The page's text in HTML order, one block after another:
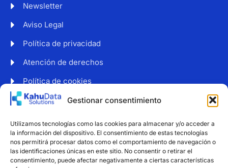
Gestionar consentimiento
Utilizamos tecnologías como las cookies para almacenar y/o acceder a
la información del dispositivo. El consentimiento de estas tecnologías
nos permitirá procesar datos como el comportamiento de navegación o
las identificaciones únicas en este sitio. No consentir o retirar el
consentimiento, puede afectar negativamente a ciertas características
Newsletter
Aviso Legal
Política de privacidad
Atención de derechos
Política de cookies
Web accesible
Suscríbete a nuestro boletín para recibir noticias y
consejos sobre protección de datos.